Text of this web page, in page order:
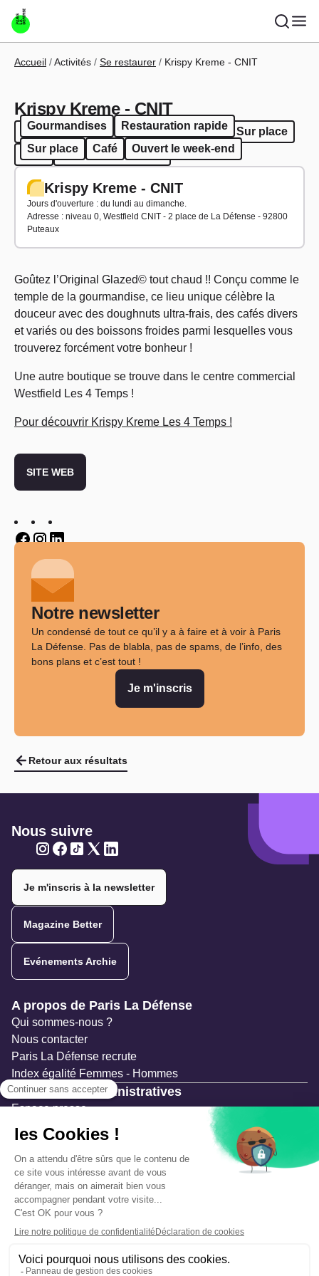
Aller au contenu principal
Fil d'Ariane
Accueil Activités Se restaurer Krispy Kreme - CNIT
Krispy Kreme - CNIT
Gourmandises Restauration rapide
Sur place
Café
Ouvert le week-end
Gourmandises
Restauration rapide
Sur place
Café Ouvert le week-end
Krispy Kreme - CNIT
Jours d'ouverture : du lundi au dimanche.
Adresse : niveau 0, Westfield CNIT - 2 place de La Défense - 92800
Puteaux
Goûtez l’Original Glazed© tout chaud !! Conçu comme le
temple de la gourmandise, ce lieu unique célèbre la
douceur avec des doughnuts ultra-frais, des cafés divers
et variés ou des boissons froides parmi lesquelles vous
trouverez forcément votre bonheur !
Une autre boutique se trouve dans le centre commercial
Westfield Les 4 Temps !
Pour découvrir Krispy Kreme Les 4 Temps !
SITE WEB
Notre newsletter
Un condensé de tout ce qu’il y a à faire et à voir à Paris
La Défense. Pas de blabla, pas de spams, de l’info, des
bons plans et c’est tout !
Je m'inscris
Retour aux résultats
Nous suivre
Je m'inscris à la newsletter
Magazine Better
Evénements Archie
Navigation secondaire
A propos de Paris La Défense
Qui sommes-nous ?
Nous contacter
Paris La Défense recrute
Index égalité Femmes - Hommes
Ressources administratives
Espace presse
Documentation
Marchés publics
Appels à projets & avis d'attribution
Mesures de publicité
Concertations et enquêtes publiques
Précautions et sécurité
Plan de gestion des risques
Mentions légales